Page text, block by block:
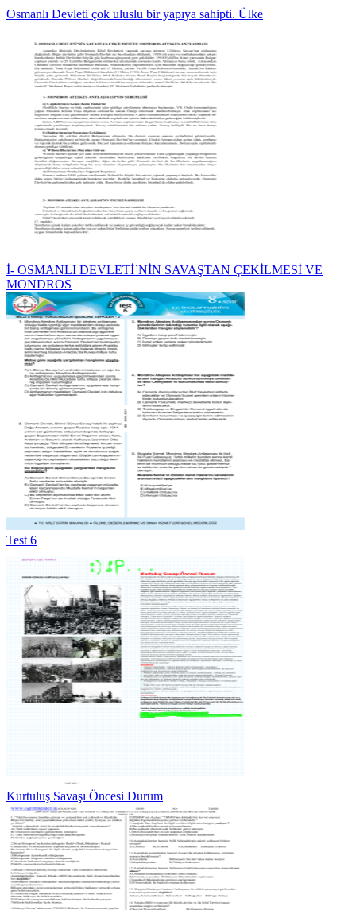
Osmanlı Devleti çok uluslu bir yapıya sahipti. Ülke
İ- OSMANLI DEVLETİ`NİN SAVAŞTAN ÇEKİLMESİ VE
MONDROS
Test 6
Kurtuluş Savaşı Öncesi Durum